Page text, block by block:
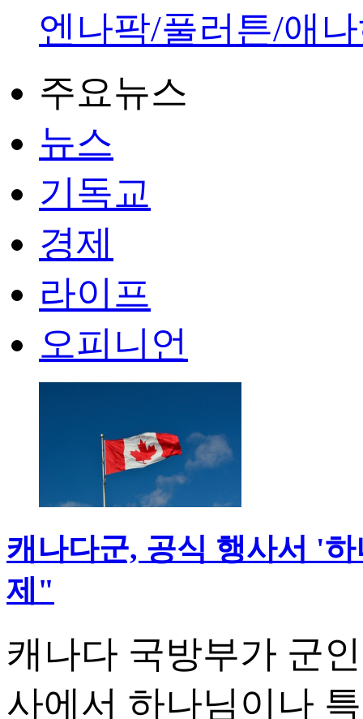
엔나팍/풀러튼/애
주요뉴스
뉴스
기독교
경제
라이프
오피니언
캐나다군, 공식 행사서 '
제"
캐나다 국방부가 군
사에서 하나님이나